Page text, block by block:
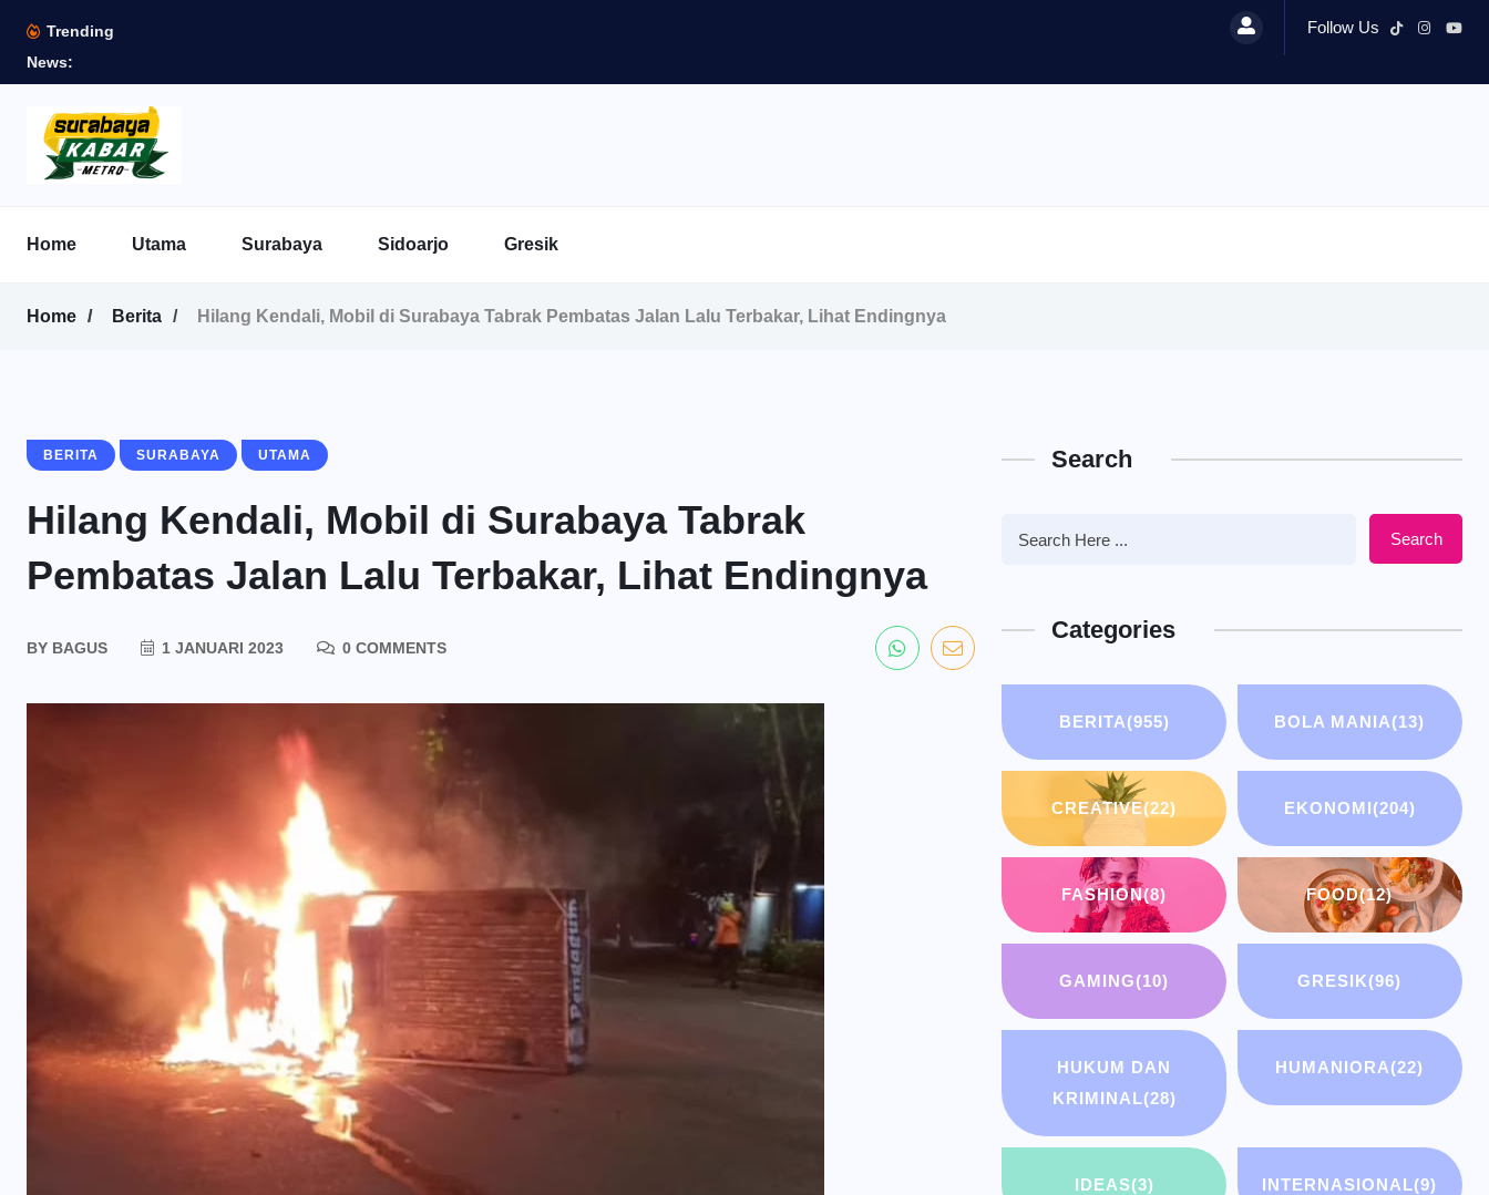
Trending
News:
Follow Us
Home Utama Surabaya Sidoarjo Gresik
Home Berita Hilang Kendali, Mobil di Surabaya Tabrak Pembatas Jalan Lalu Terbakar, Lihat Endingnya
BERITA SURABAYA UTAMA
Hilang Kendali, Mobil di Surabaya Tabrak
Pembatas Jalan Lalu Terbakar, Lihat Endingnya
BY BAGUS 1 JANUARI 2023 0 COMMENTS
Search
Search
Categories
BERITA(955) BOLA MANIA(13)
CREATIVE(22) EKONOMI(204)
FASHION(8) FOOD(12)
GAMING(10) GRESIK(96)
HUKUM DAN
KRIMINAL(28)
HUMANIORA(22)
IDEAS(3) INTERNASIONAL(9)